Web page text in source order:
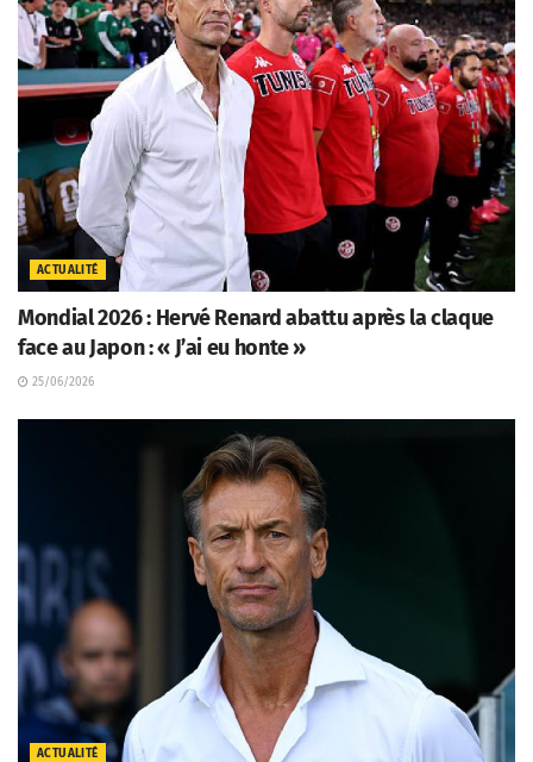
ACTUALITÉ
Mondial 2026 : Hervé Renard abattu après la claque
face au Japon : « J’ai eu honte »
25/06/2026
ACTUALITÉ